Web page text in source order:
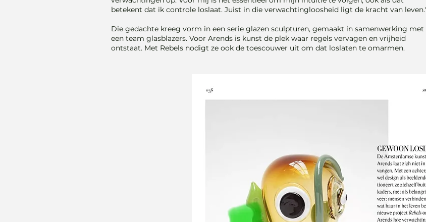
betekent dat ik controle loslaat. Juist in die verwachtingloosheid ligt de kracht van leven.'
Die gedachte kreeg vorm in een serie glazen sculpturen, gemaakt in samenwerking met
een team glasblazers. Voor Arends is kunst de plek waar regels vervagen en vrijheid
ontstaat. Met Rebels nodigt ze ook de toescouwer uit om dat loslaten te omarmen.